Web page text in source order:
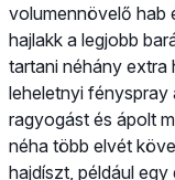
volumennövelő hab
hajlakk a legjobb
tartani néhány extra
leheletnyi fényspray
ragyogást és ápolt
néha több elvét
hajdíszt, például